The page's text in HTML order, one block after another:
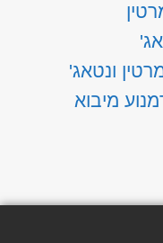
ונטאג'
מנוע מיבוא